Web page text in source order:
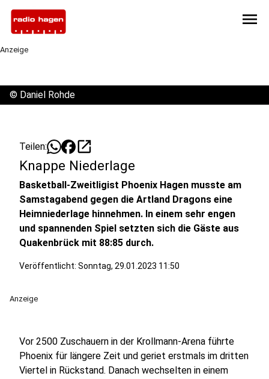
menu
Anzeige
© Daniel Rohde
Teilen: open_in_new
Knappe Niederlage
Basketball-Zweitligist Phoenix Hagen musste am
Samstagabend gegen die Artland Dragons eine
Heimniederlage hinnehmen. In einem sehr engen
und spannenden Spiel setzten sich die Gäste aus
Quakenbrück mit 88:85 durch.
Veröffentlicht: Sonntag, 29.01.2023 11:50
Anzeige
Vor 2500 Zuschauern in der Krollmann-Arena führte
Phoenix für längere Zeit und geriet erstmals im dritten
Viertel in Rückstand. Danach wechselten in einem